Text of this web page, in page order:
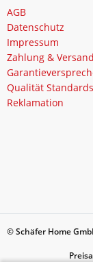
AGB
Datenschutz
Impressum
Zahlung & Versand
Qualität Standards
Reklamation
© Schäfer Home